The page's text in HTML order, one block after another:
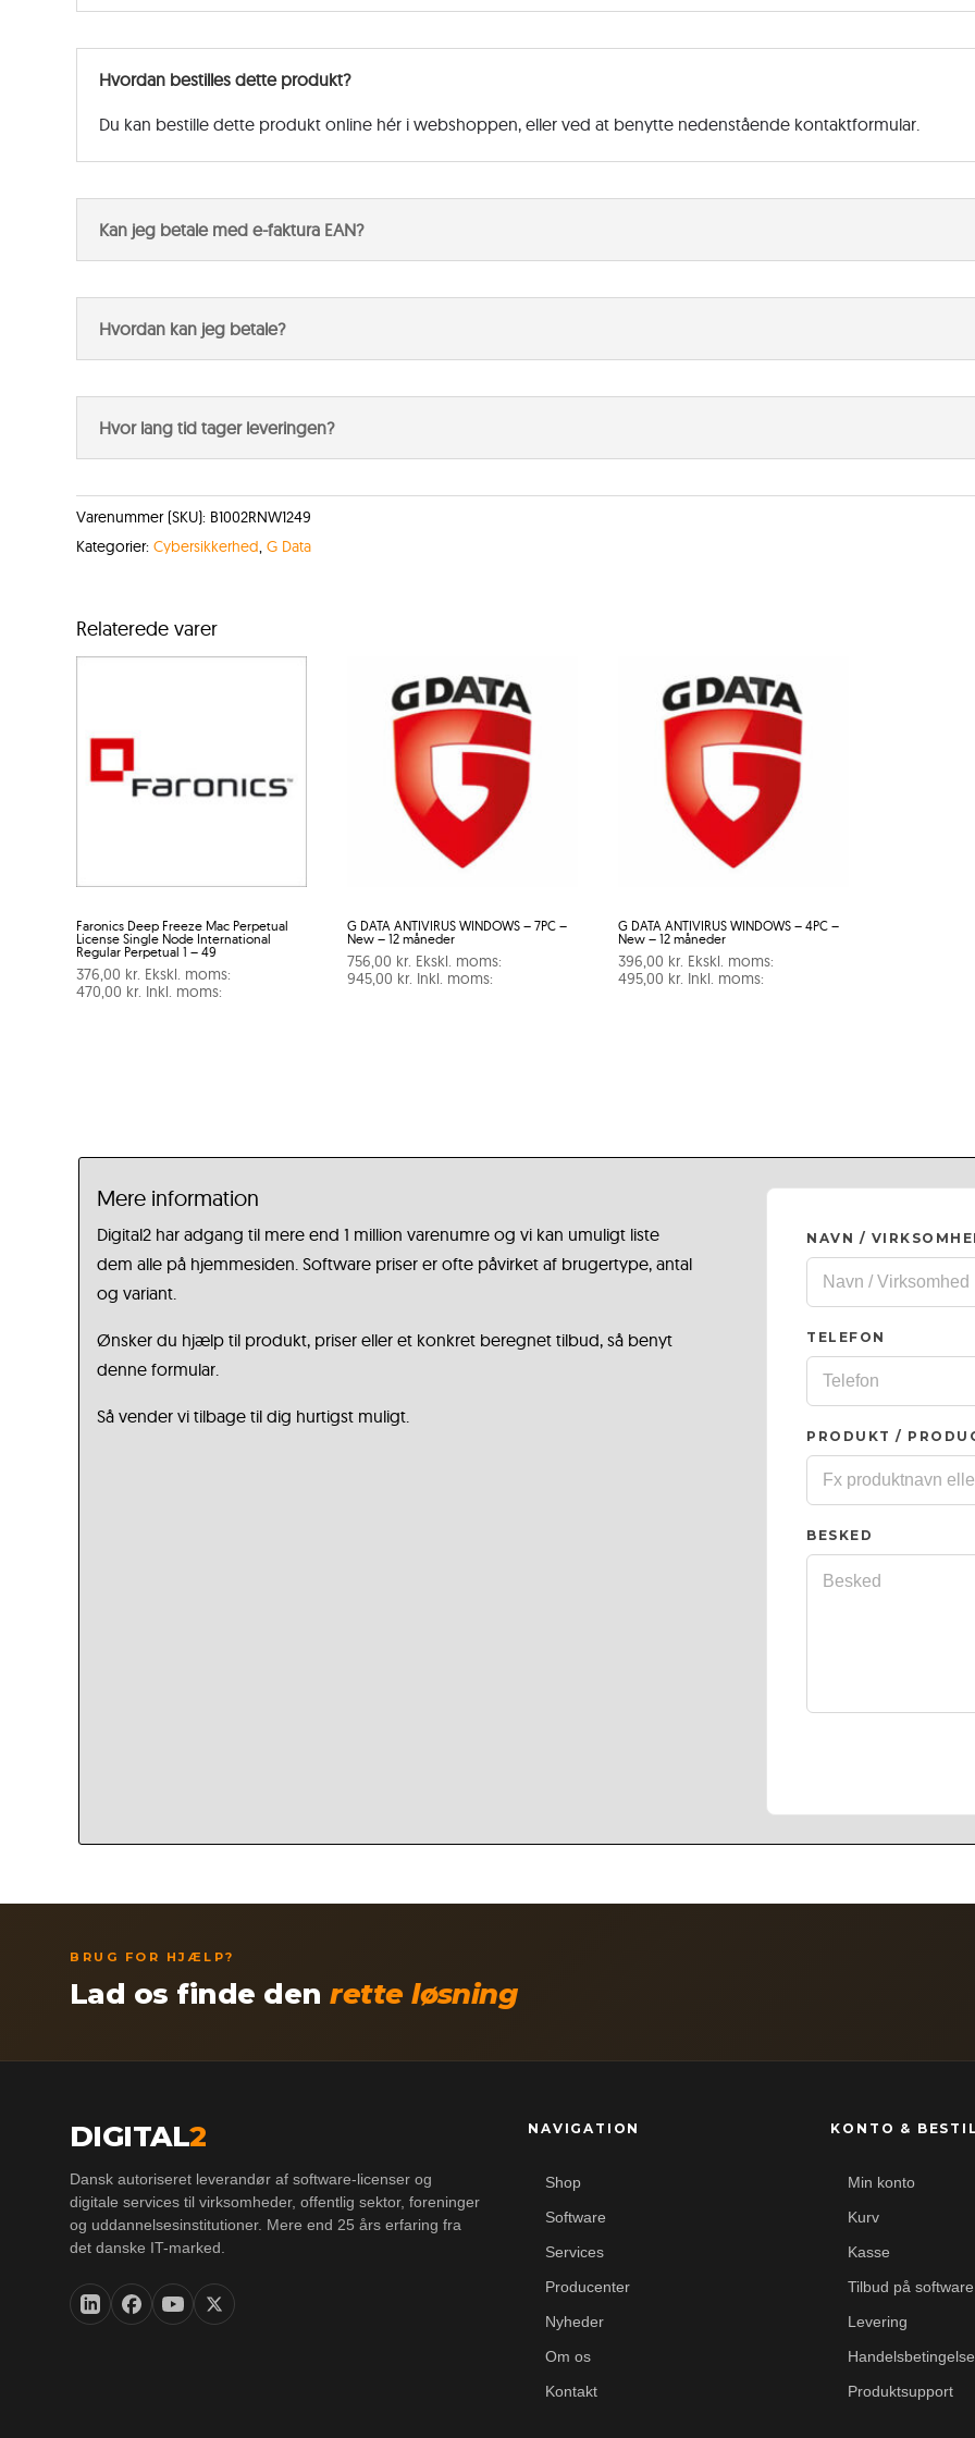
Hvordan bestilles dette produkt?
Du kan bestille dette produkt online hér i webshoppen, eller ved at benytte nedenstående kontaktformular.
Kan jeg betale med e-faktura EAN?
Hvordan kan jeg betale?
Hvor lang tid tager leveringen?
Varenummer (SKU): B1002RNW1249
Kategorier: Cybersikkerhed, G Data
Relaterede varer
Faronics Deep Freeze Mac Perpetual
License Single Node International
Regular Perpetual 1 – 49
376,00 kr. Ekskl. moms:
470,00 kr. Inkl. moms:
G DATA ANTIVIRUS WINDOWS – 7PC –
New – 12 måneder
756,00 kr. Ekskl. moms:
945,00 kr. Inkl. moms:
G DATA ANTIVIRUS WINDOWS – 4PC –
New – 12 måneder
396,00 kr. Ekskl. moms:
495,00 kr. Inkl. moms:
Mere information
Digital2 har adgang til mere end 1 million varenumre og vi kan umuligt liste
dem alle på hjemmesiden. Software priser er ofte påvirket af brugertype, antal
og variant.
Ønsker du hjælp til produkt, priser eller et konkret beregnet tilbud, så benyt
denne formular.
Så vender vi tilbage til dig hurtigst muligt.
NAVN /
TELEFON
PRODUKT /
BESKED
BRUG FOR HJÆLP?
Lad os finde denrette løsning
DIGITAL2
Dansk autoriseret leverandør af software-licenser og
digitale services til virksomheder, offentlig sektor, foreninger
og uddannelsesinstitutioner. Mere end 25 års erfaring fra
det danske IT-marked.
NAVIGATION
Shop
Software
Services
Producenter
Nyheder
Om os
Kontakt
KONTO &
Min konto
Kurv
Kasse
Tilbud på software
Levering
Produktsupport